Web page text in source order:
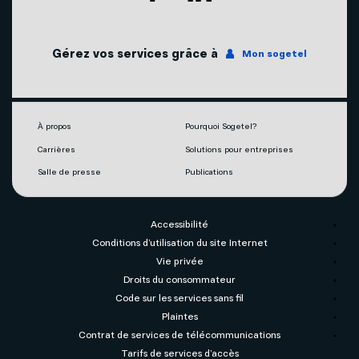
Mobilité
Capsules vidéos
Gérez vos services grâce à Mon sogetel
À propos Pourquoi Sogetel?
Carrières Solutions pour entreprises
Salle de presse Publications
Accessibilité
Conditions d’utilisation du site Internet
Vie privée
Droits du consommateur
Code sur les services sans fil
Plaintes
Contrat de services de télécommunications
Tarifs de services d’accès